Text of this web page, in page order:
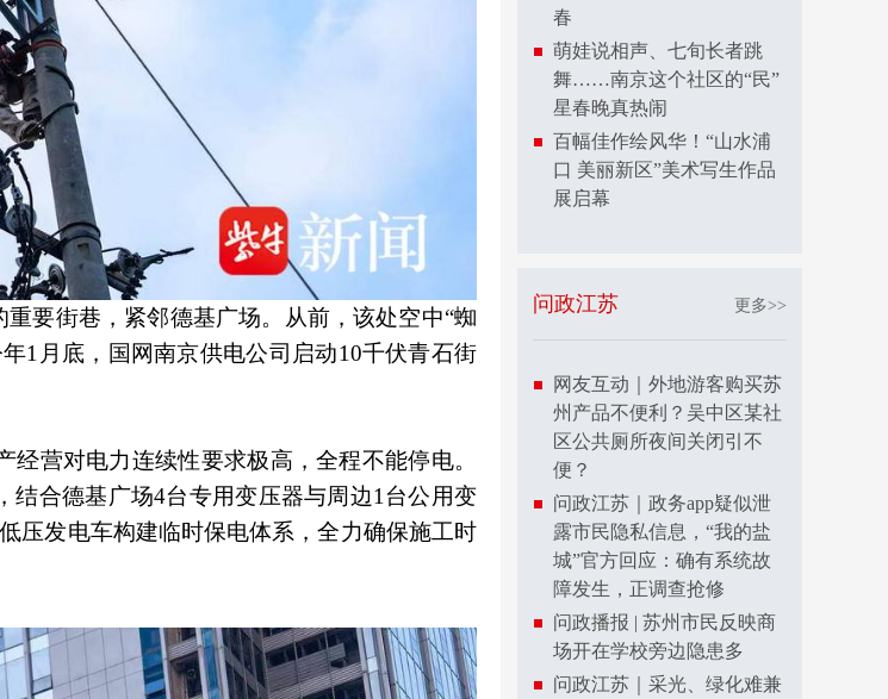
要街巷，紧邻德基广场。从前，该处空中“蜘
1月底，国网南京供电公司启动10千伏青石街
营对电力连续性要求极高，全程不能停电。
结合德基广场4台专用变压器与周边1台公用变
压发电车构建临时保电体系，全力确保施工时
春
萌娃说相声、七旬长者跳
舞……南京这个社区的“民”
星春晚真热闹
百幅佳作绘风华！“山水浦
口 美丽新区”美术写生作品
展启幕
问政江苏 更多>>
网友互动｜外地游客购买苏
州产品不便利？吴中区某社
区公共厕所夜间关闭引不
便？
问政江苏｜政务app疑似泄
露市民隐私信息，“我的盐
城”官方回应：确有系统故
障发生，正调查抢修
问政播报 | 苏州市民反映商
场开在学校旁边隐患多
问政江苏｜采光、绿化难兼